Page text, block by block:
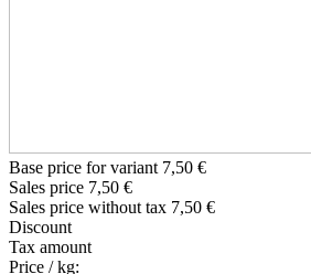
Base price for variant 7,50 €
Sales price 7,50 €
Sales price without tax 7,50 €
Discount
Tax amount
Price / kg: